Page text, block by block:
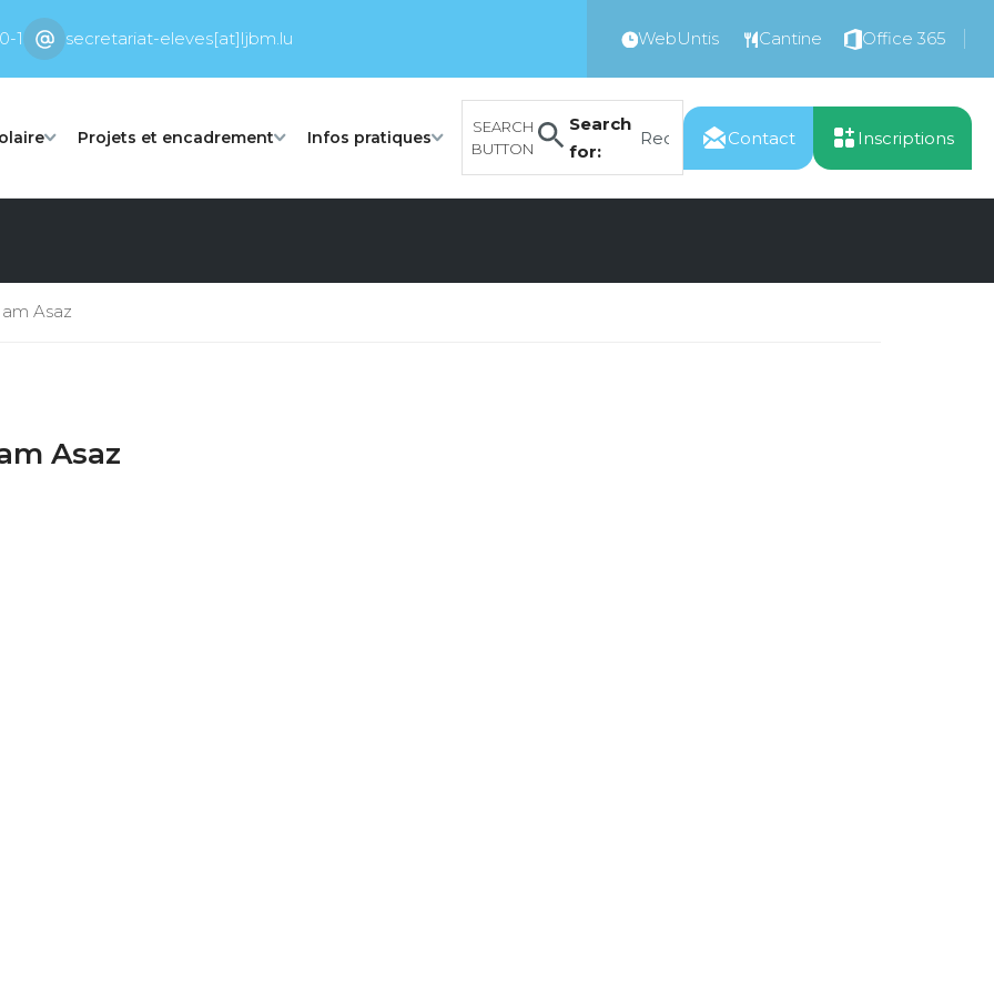
1 secretariat-eleves[at]ljbm.lu WebUntis Cantine Office 365
Projets et encadrement Infos pratiques
Search
for:
SEARCH
BUTTON
Contact Inscriptions
Asaz
Asaz